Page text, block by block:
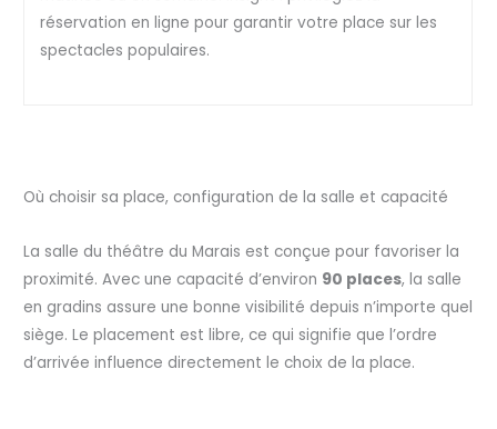
réservation en ligne pour garantir votre place sur les
spectacles populaires.
Où choisir sa place, configuration de la salle et capacité
La salle du théâtre du Marais est conçue pour favoriser la
proximité. Avec une capacité d’environ 90 places, la salle
en gradins assure une bonne visibilité depuis n’importe quel
siège. Le placement est libre, ce qui signifie que l’ordre
d’arrivée influence directement le choix de la place.